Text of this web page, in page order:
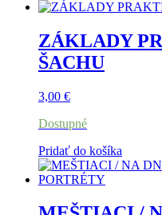
ZÁKLADY
ŠACHU
3,00 €
Dostupné
Pridať do košíka